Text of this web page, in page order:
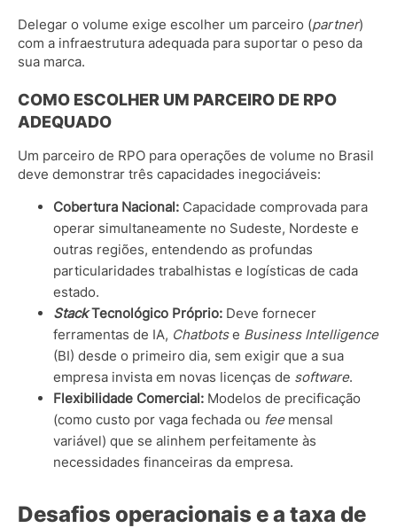
Delegar o volume exige escolher um parceiro (partner)
com a infraestrutura adequada para suportar o peso da
sua marca.
COMO ESCOLHER UM PARCEIRO DE RPO
ADEQUADO
Um parceiro de RPO para operações de volume no Brasil
deve demonstrar três capacidades inegociáveis:
Cobertura Nacional: Capacidade comprovada para
operar simultaneamente no Sudeste, Nordeste e
outras regiões, entendendo as profundas
particularidades trabalhistas e logísticas de cada
estado.
StackTecnológico Próprio: Deve fornecer
ferramentas de IA, Chatbotse Business Intelligence
(BI) desde o primeiro dia, sem exigir que a sua
empresa invista em novas licenças de software.
Flexibilidade Comercial: Modelos de precificação
(como custo por vaga fechada ou feemensal
variável) que se alinhem perfeitamente às
necessidades financeiras da empresa.
Desafios operacionais e a taxa de